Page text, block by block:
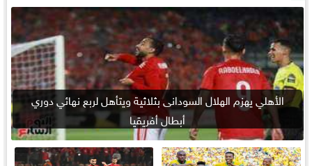
الأهلي يهزم الهلال السودانى بثلاثية ويتأهل لربع نهائي دوري
أبطال أفريقيا